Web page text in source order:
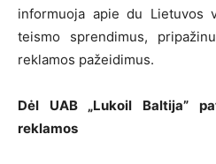
informuoja apie du Lietuvos
teismo sprendimus,
reklamos pažeidimus.
Dėl UAB „Lukoil Baltija”
reklamos